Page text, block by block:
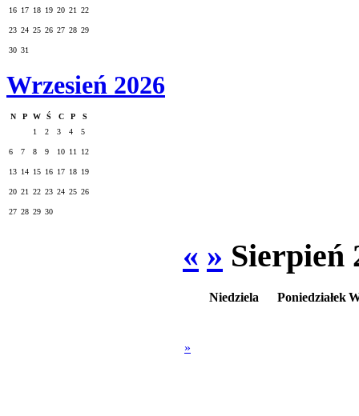
16 17 18 19 20 21 22
23 24 25 26 27 28 29
30 31
Wrzesień 2026
N P W Ś C P
S
1
2 3 4 5
6 7 8 9 10 11 12
13 14 15 16 17 18 19
20 21 22 23 24 25 26
27 28 29 30
« » Sierpień
Niedziela Poniedziałek
»